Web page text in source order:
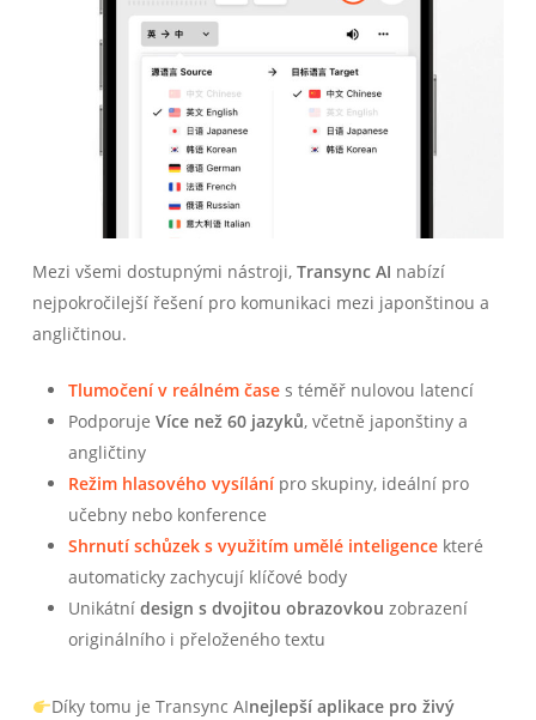
Mezi všemi dostupnými nástroji, Transync AI nabízí
nejpokročilejší řešení pro komunikaci mezi japonštinou a
angličtinou.
Tlumočení v reálném čases téměř nulovou latencí
Podporuje Více než 60 jazyků, včetně japonštiny a
angličtiny
Režim hlasového vysílánípro skupiny, ideální pro
učebny nebo konference
Shrnutí schůzek s využitím umělé inteligencekteré
automaticky zachycují klíčové body
Unikátní design s dvojitou obrazovkou zobrazení
originálního i přeloženého textu
Díky tomu je Transync AInejlepší aplikace pro živý